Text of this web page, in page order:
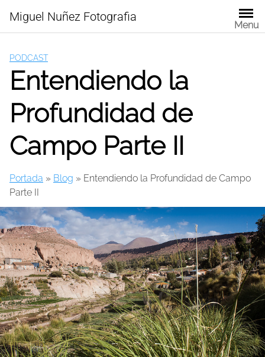
content
Miguel Nuñez Fotografia
Menu
PODCAST
Entendiendo la
Profundidad de
Campo Parte II
Portada » Blog » Entendiendo la Profundidad de Campo
Parte II